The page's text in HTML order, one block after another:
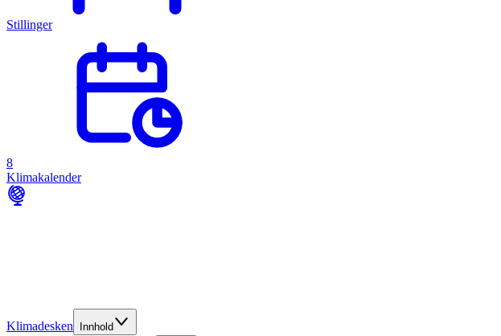
Stillinger
8
Klimakalender
Klimadesken Innhold